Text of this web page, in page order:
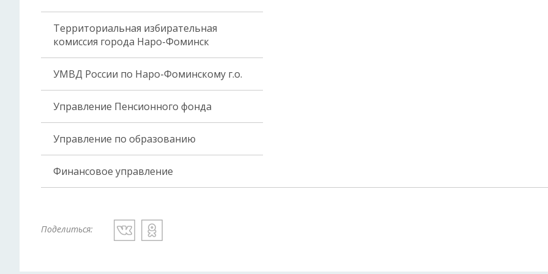
Территориальная избирательная
комиссия города Наро-Фоминск
УМВД России по Наро-Фоминскому г.о.
Управление Пенсионного фонда
Управление по образованию
Финансовое управление
Поделиться: